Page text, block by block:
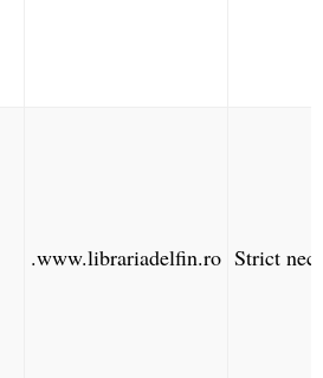
.www.librariadelfin.ro Strict